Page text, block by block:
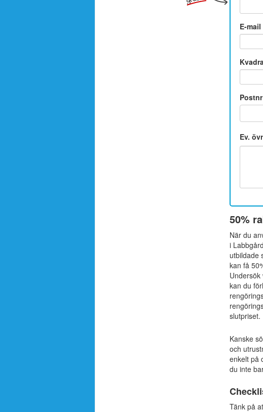
E-mail
Ev.
50%
När du
i
utbildade
kan få
kan du
slutpriset.
Kanske
och
enkelt på
du inte
Tänk på